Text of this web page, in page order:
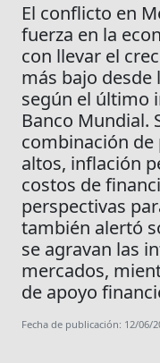
El conflicto en
fuerza en la
con llevar el
más bajo desde
según el último
Banco Mundial.
combinación
altos, inflación
costos de
perspectivas
también alertó
se agravan las
mercados,
de apoyo
Fecha de publicación: 12/06/